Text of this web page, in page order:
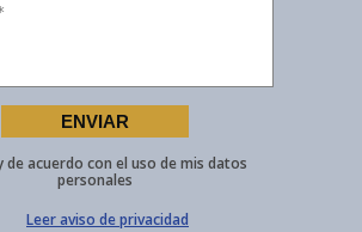
de acuerdo con el uso de mis datos
personales
Leer aviso de privacidad